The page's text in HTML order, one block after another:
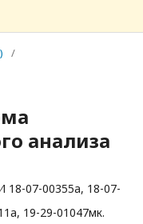
/
анализа
07-00355а, 18-07-
19-29-01047мк.